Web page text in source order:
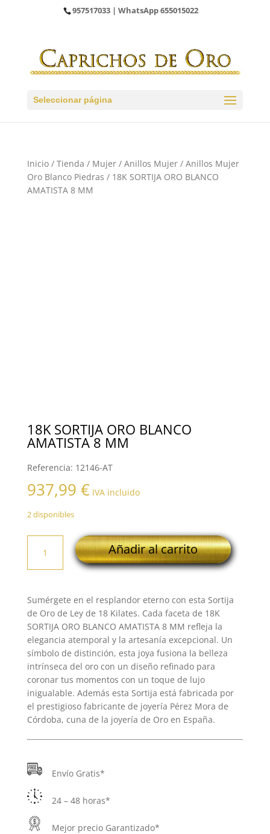
957517033 | WhatsApp655015022
Seleccionar página
Inicio/ Tienda / Mujer/ Anillos Mujer/ Anillos Mujer
Oro Blanco Piedras / 18K SORTIJA ORO BLANCO
AMATISTA 8 MM
18K SORTIJA ORO BLANCO
AMATISTA 8 MM
Referencia: 12146-AT
937,99 € IVA incluido
2 disponibles
SORTIJA
ORO
AMATISTA
8
cantidad
Añadir al carrito
Sumérgete en el resplandor eterno con esta Sortija
de Oro de Ley de 18 Kilates. Cada faceta de 18K
SORTIJA ORO BLANCO AMATISTA 8 MM refleja la
elegancia atemporal y la artesanía excepcional. Un
símbolo de distinción, esta joya fusiona la belleza
intrínseca del oro con un diseño refinado para
coronar tus momentos con un toque de lujo
inigualable. Además esta Sortija está fabricada por
el prestigioso fabricante de joyería Pérez Mora de
Córdoba, cuna de la joyería de Oro en España.
Envío Gratis*
24 – 48 horas*
Mejor precio Garantizado*